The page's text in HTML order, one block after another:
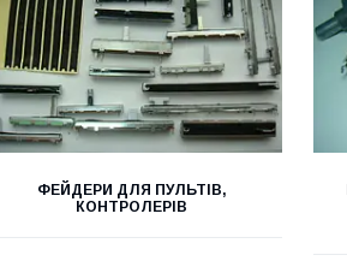
ФЕЙДЕРИ ДЛЯ ПУЛЬТІВ,
КОНТРОЛЕРІВ